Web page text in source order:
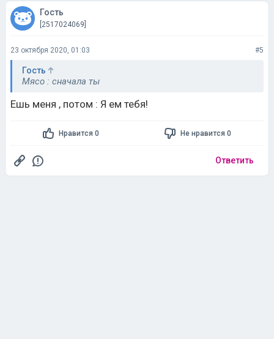
Гость
[2517024069]
23 октября 2020, 01:03 #5
Гость
Мясо : сначала ты
Ешь меня , потом : Я ем тебя!
Нравится 0 Не нравится 0
Ответить